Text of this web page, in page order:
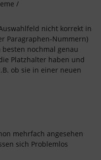
/
nicht korrekt in
Paragraphen-Nummern)
nochmal genau
Platzhalter haben und
ob sie in einer neuen
mehrfach angesehen
sich Problemlos